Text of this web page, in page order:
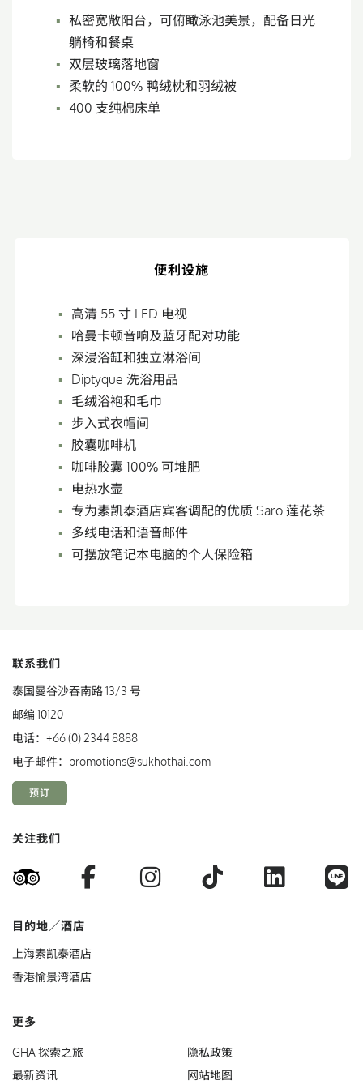
私密宽敞阳台，可俯瞰泳池美景，配备日光
躺椅和餐桌
双层玻璃落地窗
柔软的 100% 鸭绒枕和羽绒被
400 支纯棉床单
便利设施
高清 55 寸 LED 电视
哈曼卡顿音响及蓝牙配对功能
深浸浴缸和独立淋浴间
Diptyque 洗浴用品
毛绒浴袍和毛巾
步入式衣帽间
胶囊咖啡机
咖啡胶囊 100% 可堆肥
电热水壶
专为素凯泰酒店宾客调配的优质 Saro 莲花茶
多线电话和语音邮件
可摆放笔记本电脑的个人保险箱
联系我们
泰国曼谷沙吞南路 13/3 号
邮编 10120
电话： +66 (0) 2344 8888
电子邮件： promotions@sukhothai.com
预订
关注我们
TripAdvisor
FacebookInstagram
TikTok
目的地／酒店
上海素凯泰酒店
香港愉景湾酒店
更多
GHA 探索之旅
最新资讯
隐私政策
网站地图